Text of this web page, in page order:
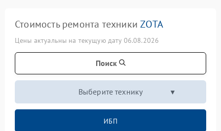
Стоимость ремонта техникиZOTA
Цены актуальны на текущую дату 06.08.2026
Поиск
Выберите технику
ИБП